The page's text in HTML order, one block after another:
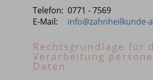
Telefon: 0771 - 7569
E-Mail:
info@zahnheilkunde-
Rechtsgrundlage für
Verarbeitung
Daten